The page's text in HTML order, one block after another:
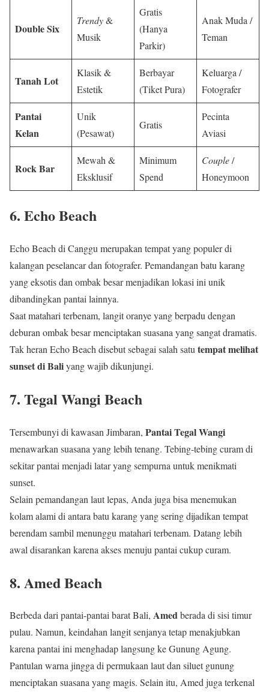
Double Six
Trendy&
Musik
Gratis
(Hanya
Parkir)
Anak Muda /
Teman
Tanah Lot
Klasik &
Estetik
Berbayar
(Tiket Pura)
Keluarga /
Fotografer
Pantai
Kelan
Unik
(Pesawat)
Gratis
Pecinta
Aviasi
Rock Bar
Mewah &
Eksklusif
Minimum
Spend
Couple/
Honeymoon
6. Echo Beach
Echo Beach di Canggu merupakan tempat yang populer di
kalangan peselancar dan fotografer. Pemandangan batu karang
yang eksotis dan ombak besar menjadikan lokasi ini unik
dibandingkan pantai lainnya.
Saat matahari terbenam, langit oranye yang berpadu dengan
deburan ombak besar menciptakan suasana yang sangat dramatis.
Tak heran Echo Beach disebut sebagai salah satu tempat melihat
sunset di Baliyang wajib dikunjungi.
7. Tegal Wangi Beach
Tersembunyi di kawasan Jimbaran, Pantai Tegal Wangi
menawarkan suasana yang lebih tenang. Tebing-tebing curam di
sekitar pantai menjadi latar yang sempurna untuk menikmati
sunset.
Selain pemandangan laut lepas, Anda juga bisa menemukan
kolam alami di antara batu karang yang sering dijadikan tempat
berendam sambil menunggu matahari terbenam. Datang lebih
awal disarankan karena akses menuju pantai cukup curam.
8. Amed Beach
Berbeda dari pantai-pantai barat Bali, Amedberada di sisi timur
pulau. Namun, keindahan langit senjanya tetap menakjubkan
karena pantai ini menghadap langsung ke Gunung Agung.
Pantulan warna jingga di permukaan laut dan siluet gunung
menciptakan suasana yang magis. Selain itu, Amed juga terkenal